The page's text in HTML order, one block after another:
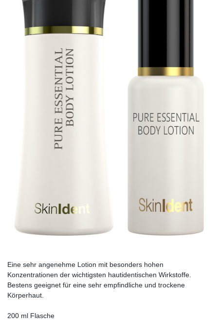
Eine sehr angenehme Lotion mit besonders hohen
Konzentrationen der wichtigsten hautidentischen Wirkstoffe.
Bestens geeignet für eine sehr empfindliche und trockene
Körperhaut.
200 ml Flasche